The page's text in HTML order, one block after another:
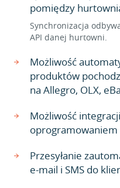
pomiędzy
Synchronizacja
API danej hurtowni.
Możliwość
produktów
na Allegro, OLX,
Możliwość
Przesyłanie
e-mail i SMS do